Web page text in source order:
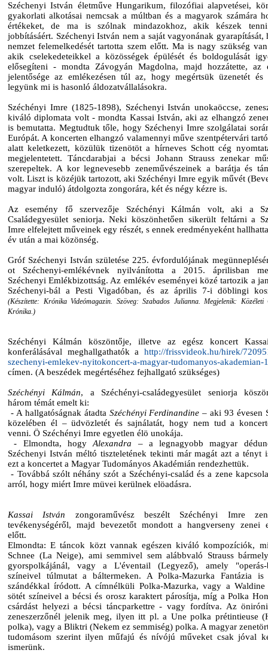
Széchenyi István életműve Hungarikum, filozófiai alapvetései,
gyakorlati alkotásai nemcsak a múltban és a magyarok számára
értékeket, de ma is szólnak mindazokhoz, akik készek
jobbításáért. Széchenyi István nem a saját vagyonának gyarapítását,
nemzet felemelkedését tartotta szem előtt. Ma is nagy szükség
akik cselekedeteikkel a közösségek épülését és boldogulását
elősegíteni - mondta Závogyán Magdolna, majd hozzátette, az
jelentősége az emlékezésen túl az, hogy megértsük üzenetét és
legyünk mi is hasonló áldozatvállalásokra.
Széchényi Imre (1825-1898), Széchenyi István unokaöccse,
kiváló diplomata volt - mondta Kassai István, aki az elhangzó
is bemutatta. Megtudtuk tőle, hogy Széchenyi Imre szolgálatai
Európát. A koncerten elhangzó valamennyi műve szentpétervári
alatt keletkezett, közülük tizenötöt a hírneves Schott cég
megjelentetett. Táncdarabjai a bécsi Johann Strauss zenekar
szerepeltek. A kor legnevesebb zeneművészeinek a barátja és
volt. Liszt is közéjük tartozott, aki Széchényi Imre egyik művét
magyar induló) átdolgozta zongorára, két és négy kézre is.
Az esemény fő szervezője Széchényi Kálmán volt, aki a
Családegyesület seniorja. Neki köszönhetően sikerült feltárni a
Imre elfelejtett műveinek egy részét, s ennek eredményeként
év után a mai közönség.
Gróf Széchenyi István születése 225. évfordulójának
ot Széchenyi-emlékévnek nyilvánította a 2015. áprilisban
Széchenyi Emlékbizottság. Az emlékév eseményei közé tartozik a
Széchenyi-bál a Pesti Vigadóban, és az április 7-i döblingi
(Készítette: Krónika Videómagazin. Szöveg: Szabados Julianna. Megjelenik: Közéleti
Krónika.)
Széchényi Kálmán köszöntője, illetve az egész koncert
konferálásával meghallgathatók a http://frissvideok.hu/hirek/
szechenyi-emlekev-nyitokoncert-a-magyar-tudomanyos-akademian-
címen. (A beszédek megértéséhez fejhallgató szükséges)
Széchényi Kálmán, a Széchényi-családegyesület seniorja
három témát emelt ki:
- A hallgatóságnak átadta Széchényi Ferdinandine – aki 93 évesen
közelében él – üdvözletét és sajnálatát, hogy nem tud a
venni. Ö Széchényi Imre egyetlen élö unokája.
- Elmondta, hogyAlexandra – a legnagyobb magyar
Széchenyi István méltó tiszteletének tekinti már magát azt a tényt
ezt a koncertet a Magyar Tudományos Akadémián rendezhettük.
- Továbbá szólt néhány szót a Széchényi-család és a zene
arról, hogy miért Imre müvei kerülnek elöadásra.
Kassai István zongoraművész beszélt Széchényi Imre
tevékenységéről, majd bevezetőt mondott a hangverseny zenei
előtt.
Elmondta: E táncok közt vannak egészen kiváló kompozíciók,
Schnee (La Neige), ami semmivel sem alábbvaló Strauss
gyorspolkájánál, vagy a L'éventail (Legyező), amely "operás-
színeivel túlmutat a báltermeken. A Polka-Mazurka Fantázia
szándékkal íródott. A címnélküli Polka-Mazurka, vagy a Waldine
sötét színeivel a bécsi és orosz karaktert párosítja, míg a Polka
csárdást helyezi a bécsi táncparkettre - vagy fordítva. Az
zeneszerzőnél jelenik meg, ilyen itt pl. a Une polka prétintieuse
polka), vagy a Bliktri (Nekem ez semmiség) polka. A magyar
tudomásom szerint ilyen műfajú és nívójú műveket csak jóval
ismerünk.